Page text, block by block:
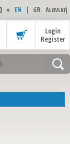
ΕΝ | GR Λιανική
Login
Register